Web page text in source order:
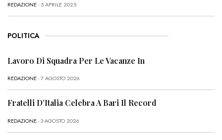
REDAZIONE- 5 APRILE 2025
POLITICA
Lavoro Di Squadra Per Le Vacanze In
REDAZIONE- 7 AGOSTO 2026
Fratelli D’Italia Celebra A Bari Il Record
REDAZIONE- 3 AGOSTO 2026